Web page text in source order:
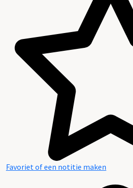
Favoriet of een notitie maken